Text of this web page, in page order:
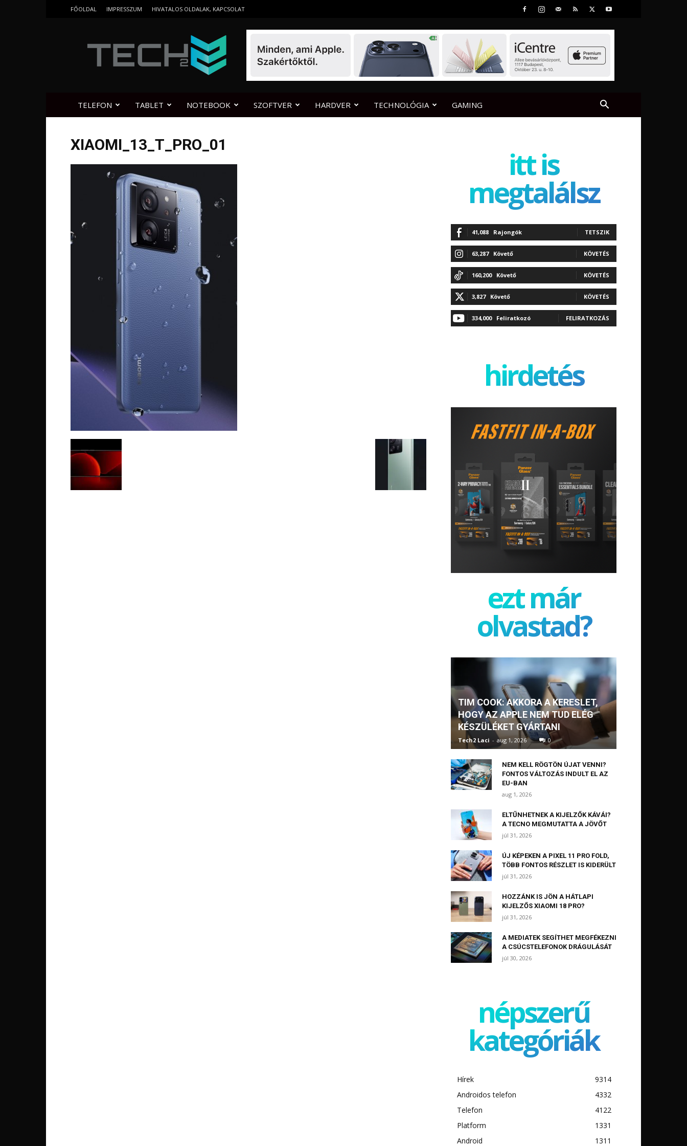
FŐOLDAL IMPRESSZUM HIVATALOS OLDALAK, KAPCSOLAT
TELEFON TABLET NOTEBOOK SZOFTVER HARDVER TECHNOLÓGIA GAMING
XIAOMI_13_T_PRO_01
itt is
megtalálsz
41,088 Rajongók TETSZIK
63,287 Követő KÖVETÉS
160,200 Követő KÖVETÉS
3,827 Követő KÖVETÉS
334,000 Feliratkozó FELIRATKOZÁS
hirdetés
ezt már
olvastad?
TIM COOK: AKKORA A KERESLET,
HOGY AZ APPLE NEM TUD ELÉG
KÉSZÜLÉKET GYÁRTANI
Tech2 Laci - aug 1, 2026 0
NEM KELL RÖGTÖN ÚJAT VENNI?
FONTOS VÁLTOZÁS INDULT EL AZ
EU-BAN
aug 1, 2026
ELTŰNHETNEK A KIJELZŐK KÁVÁI?
A TECNO MEGMUTATTA A JÖVŐT
júl 31, 2026
ÚJ KÉPEKEN A PIXEL 11 PRO FOLD,
TÖBB FONTOS RÉSZLET IS KIDERÜLT
júl 31, 2026
HOZZÁNK IS JÖN A HÁTLAPI
KIJELZŐS XIAOMI 18 PRO?
júl 31, 2026
A MEDIATEK SEGÍTHET MEGFÉKEZNI
A CSÚCSTELEFONOK DRÁGULÁSÁT
júl 30, 2026
népszerű
kategóriák
Hírek
9314
Androidos telefon
4332
Telefon
4122
Platform
1331
Android
1311